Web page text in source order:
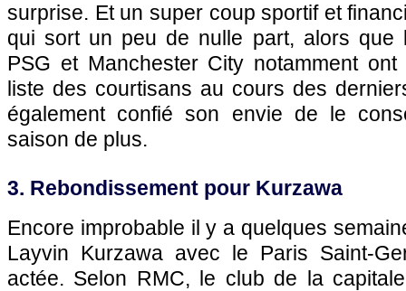
surprise. Et un super coup sportif et
qui sort un peu de nulle part, alors que
PSG et Manchester City notamment
liste des courtisans au cours des
également confié son envie de le
saison de plus.
3. Rebondissement pour Kurzawa
Encore improbable il y a quelques
Layvin Kurzawa avec le Paris Saint-
actée. Selon RMC, le club de la